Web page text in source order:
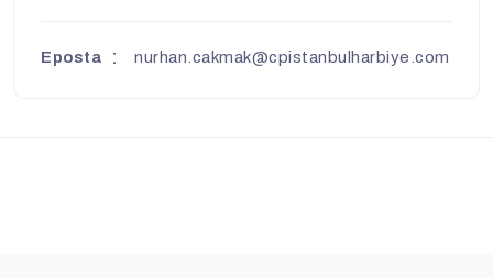
Eposta nurhan.cakmak@cpistanbulharbiye.com